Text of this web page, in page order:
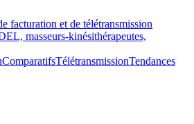
facturation et de télétransmission
masseurs-kinésithérapeutes,
ComparatifsTélétransmissionTendances